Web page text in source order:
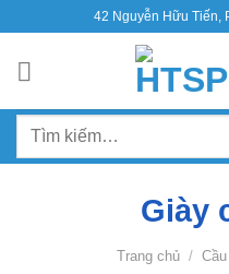
nội
42 Nguyễn Hữu Tiến,
Tìm
Giày
Trang chủ /